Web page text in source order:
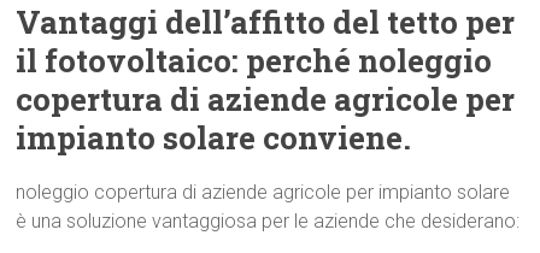
Vantaggi dell’affitto del tetto per
il fotovoltaico: perché noleggio
copertura di aziende agricole per
impianto solare conviene.
noleggio copertura di aziende agricole per impianto solare
è una soluzione vantaggiosa per le aziende che desiderano: